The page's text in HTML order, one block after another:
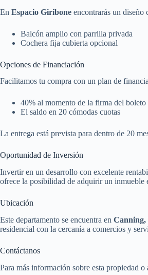
En Espacio Giribone encontrarás un
Balcón amplio con parrilla privada
Cochera fija cubierta opcional
Opciones de Financiación
Facilitamos tu compra con un plan de
40% al momento de la firma del boleto
El saldo en 20 cómodas cuotas
La entrega está prevista para dentro de 20
Oportunidad de Inversión
Invertir en un desarrollo con excelente
ofrece la posibilidad de adquirir un inmueble
Ubicación
Este departamento se encuentra en Canning,
residencial con la cercanía a comercios y
Contáctanos
Para más información sobre esta propiedad